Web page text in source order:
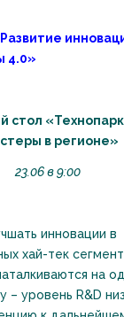
4.0»
стол
в регионе»
23.06 в 9:00
инновации в
хай-тек
на
– уровень R&D